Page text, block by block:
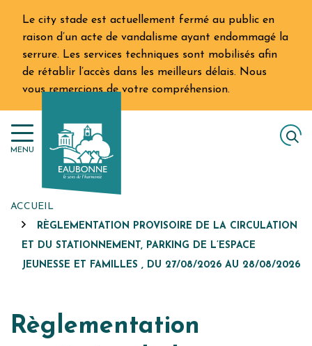
contenu
Le city stade est actuellement fermé au public en
raison d’un acte de vandalisme ayant endommagé la
serrure. Les services techniques sont mobilisés afin
de rétablir l’accès dans les meilleurs délais. Nous
vous remercions de votre compréhension.
MENU
ACCUEIL
RÈGLEMENTATION PROVISOIRE DE LA CIRCULATION
ET DU STATIONNEMENT, PARKING DE L’ESPACE
JEUNESSE ET FAMILLES , DU 27/08/2026 AU 28/08/2026
Règlementation